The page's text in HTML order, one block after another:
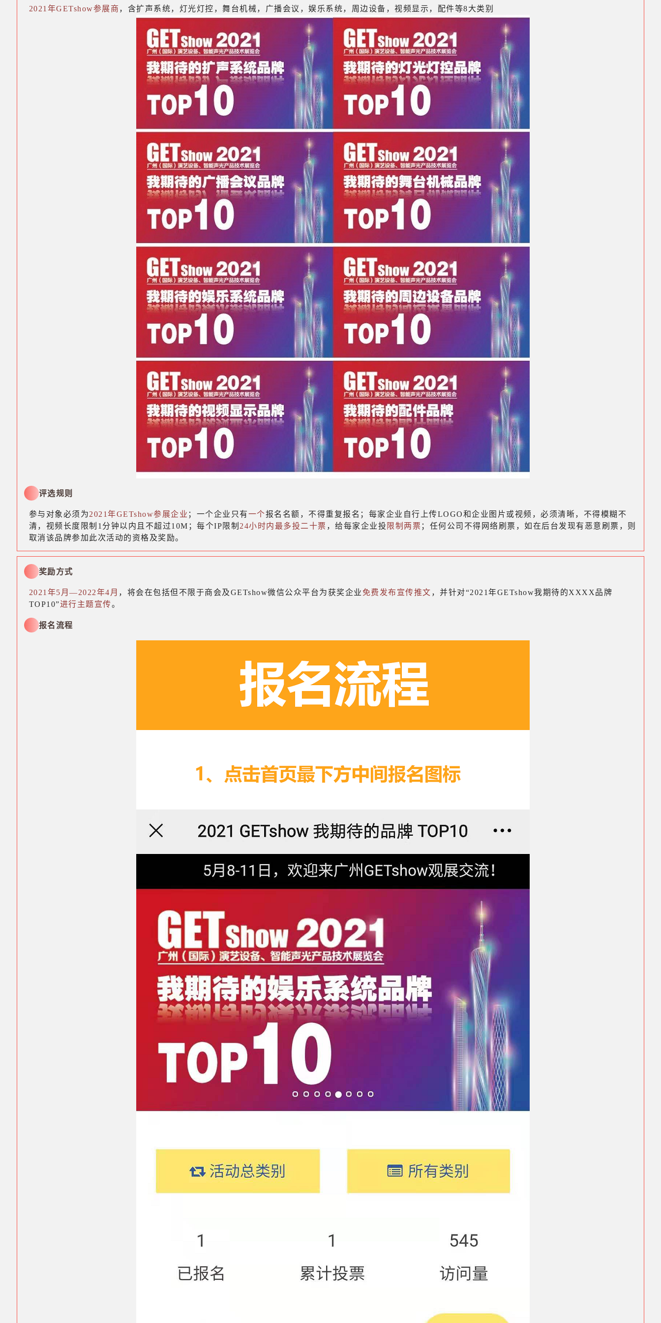
2021年GETshow参展商 ，含扩声系统，灯光灯控，舞台机械，广播会议，娱乐系统，周边设备，视频显示，配件等8大类别
评选规则
参与对象必须为2021年GETshow参展企业 ；一个企业只有一个报名名额，不得重复报名；每家企业自行上传LOGO和企业图片或视频，必须清晰，不得模糊不
清，视频长度限制1分钟以内且不超过10M；每个IP限制 24小时内最多投二十票 ，给每家企业投 限制两票 ；任何公司不得网络刷票，如在后台发现有恶意刷票，则
取消该品牌参加此次活动的资格及奖励。
奖励方式
2021年5月—2022年4月 ，将会在包括但不限于商会及GETshow微信公众平台为获奖企业 免费发布宣传推文 ，并针对“2021年GETshow我期待的XXXX品牌
TOP10”进行主题宣传。
报名流程